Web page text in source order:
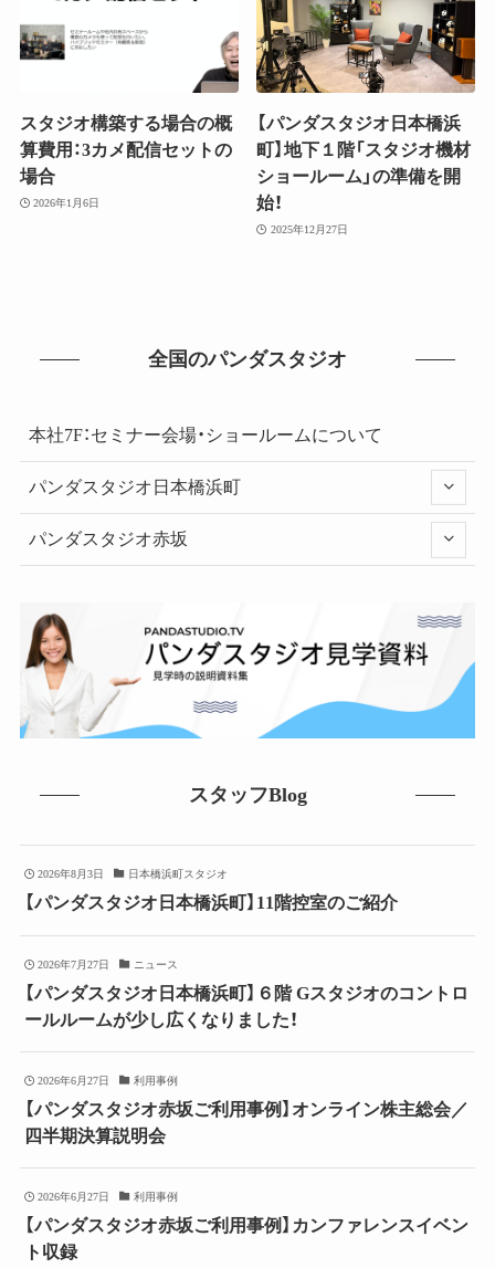
スタジオ構築する場合の概
算費用：3カメ配信セットの
場合
2026年1月6日
【パンダスタジオ日本橋浜
町】地下１階「スタジオ機材
ショールーム」の準備を開
始！
2025年12月27日
全国のパンダスタジオ
本社7F：セミナー会場・ショールームについて
パンダスタジオ日本橋浜町
パンダスタジオ赤坂
スタッフBlog
2026年8月3日 日本橋浜町スタジオ
【パンダスタジオ日本橋浜町】11階控室のご紹介
2026年7月27日 ニュース
【パンダスタジオ日本橋浜町】６階 Gスタジオのコントロ
ールルームが少し広くなりました！
2026年6月27日 利用事例
【パンダスタジオ赤坂ご利用事例】オンライン株主総会／
四半期決算説明会
2026年6月27日 利用事例
【パンダスタジオ赤坂ご利用事例】カンファレンスイベン
ト収録